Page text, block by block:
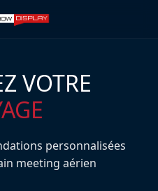
VOTRE
personnalisées
meeting aérien